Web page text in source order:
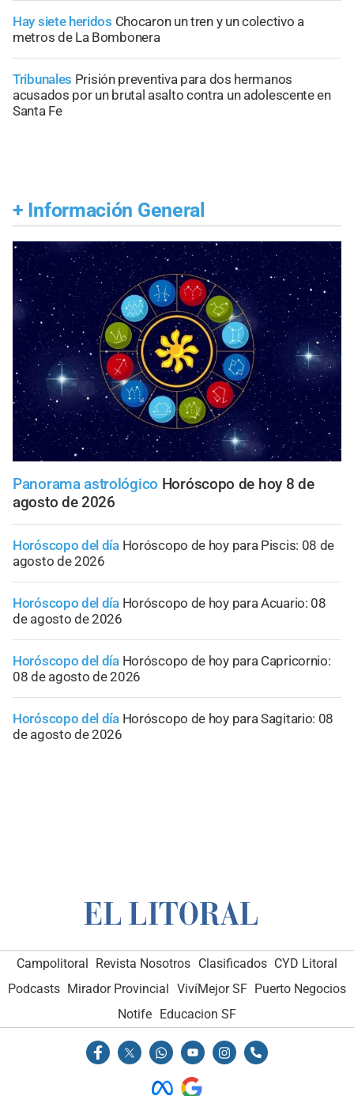
Hay siete heridos Chocaron un tren y un colectivo a
metros de La Bombonera
Tribunales Prisión preventiva para dos hermanos
acusados por un brutal asalto contra un adolescente en
Santa Fe
+ Información General
Panorama astrológico Horóscopo de hoy 8 de
agosto de 2026
Horóscopo del día Horóscopo de hoy para Piscis: 08 de
agosto de 2026
Horóscopo del día Horóscopo de hoy para Acuario: 08
de agosto de 2026
Horóscopo del día Horóscopo de hoy para Capricornio:
08 de agosto de 2026
Horóscopo del día Horóscopo de hoy para Sagitario: 08
de agosto de 2026
Campolitoral Revista Nosotros Clasificados CYD Litoral
Podcasts Mirador Provincial VivíMejor SF Puerto Negocios
Notife Educacion SF